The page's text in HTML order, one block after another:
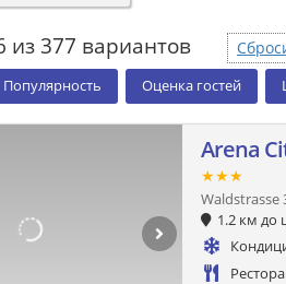
из 377 вариантов
Популярность Оценка гостей
Arena
★★★
Waldstrasse
1.2 км до